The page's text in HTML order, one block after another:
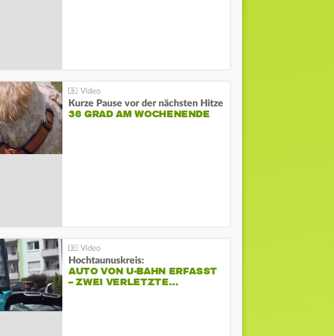
Kurze Pause vor der nächsten Hitze
36 GRAD AM WOCHENENDE
Hochtaunuskreis:
AUTO VON U-BAHN ERFASST
– ZWEI VERLETZTE…